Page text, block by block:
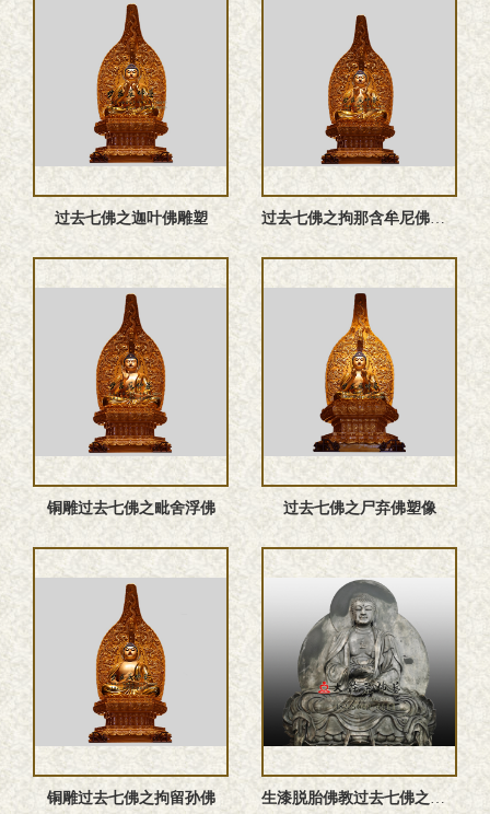
过去七佛之迦叶佛雕塑 过去七佛之拘那含牟尼佛‌塑像
铜雕过去七佛之毗舍浮佛 过去七佛之尸弃佛塑像
铜雕过去七佛之拘留孙佛 生漆脱胎佛教过去七佛之释迦牟尼佛祖佛像雕塑定制